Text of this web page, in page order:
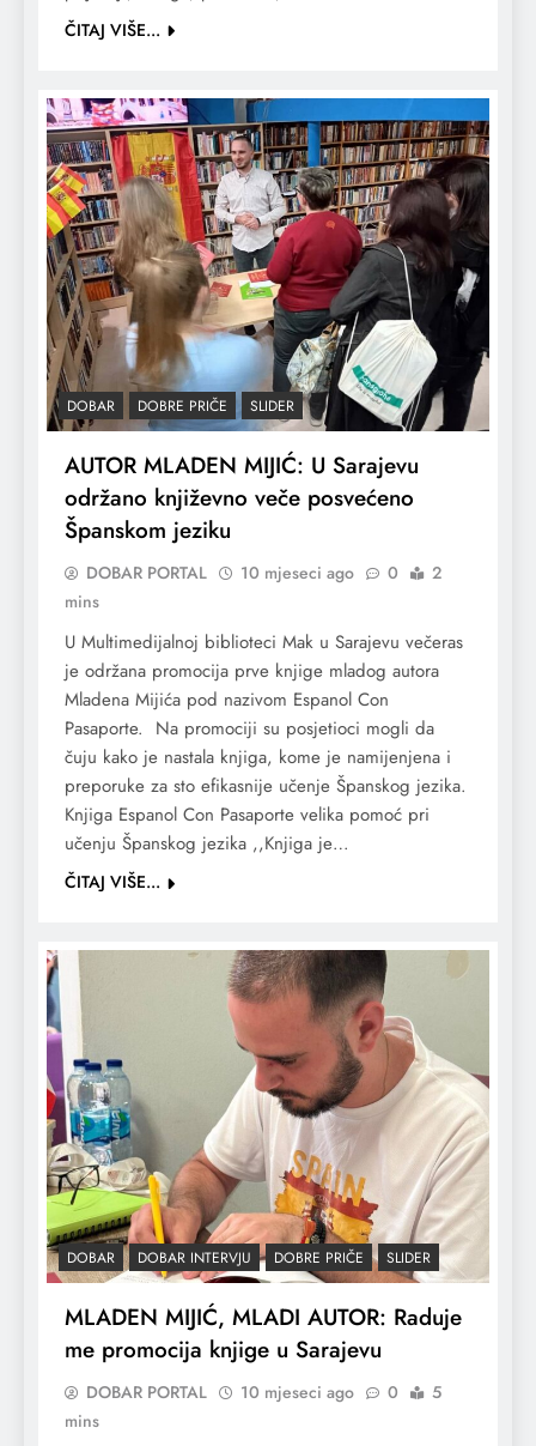
ČITAJ VIŠE...
DOBAR DOBRE PRIČE SLIDER
AUTOR MLADEN MIJIĆ: U Sarajevu
održano književno veče posvećeno
Španskom jeziku
DOBAR PORTAL 10 mjeseci ago 0
2
mins
U Multimedijalnoj biblioteci Mak u Sarajevu večeras
je održana promocija prve knjige mladog autora
Mladena Mijića pod nazivom Espanol Con
Pasaporte. Na promociji su posjetioci mogli da
čuju kako je nastala knjiga, kome je namijenjena i
preporuke za sto efikasnije učenje Španskog jezika.
Knjiga Espanol Con Pasaporte velika pomoć pri
učenju Španskog jezika ,,Knjiga je…
ČITAJ VIŠE...
DOBAR DOBAR INTERVJU DOBRE PRIČE SLIDER
MLADEN MIJIĆ, MLADI AUTOR: Raduje
me promocija knjige u Sarajevu
DOBAR PORTAL 10 mjeseci ago 0
5
mins